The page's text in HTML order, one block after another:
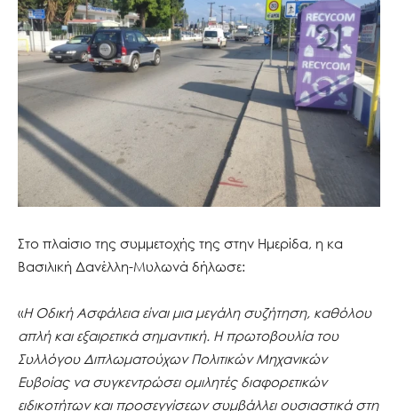
Στο πλαίσιο της συμμετοχής της στην Ημερίδα, η κα
Βασιλική Δανέλλη-Μυλωνά δήλωσε:
«Η Οδική Ασφάλεια είναι μια μεγάλη συζήτηση, καθόλου
απλή και εξαιρετικά σημαντική. Η πρωτοβουλία του
Συλλόγου Διπλωματούχων Πολιτικών Μηχανικών
Ευβοίας να συγκεντρώσει ομιλητές διαφορετικών
ειδικοτήτων και προσεγγίσεων συμβάλλει ουσιαστικά στη